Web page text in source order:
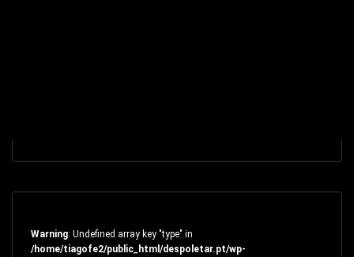
Warning: Undefined array key "type" in
/home/tiagofe2/public_html/despoletar.pt/wp-